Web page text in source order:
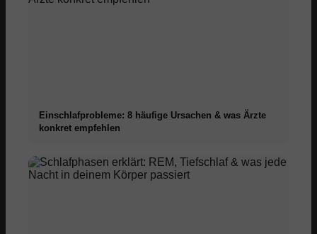
Einschlafprobleme: 8 häufige Ursachen & was Ärzte
konkret empfehlen